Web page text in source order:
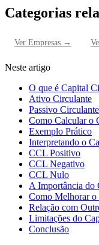
Categorias
Ver Empresas →
Neste artigo
O que é Capital
Ativo Circulante
Passivo Circulante
Como Calcular o
Exemplo Prático
Interpretando o
CCL Positivo
CCL Negativo
CCL Nulo
A Importância do
Como Melhorar
Relação com
Limitações do
Conclusão